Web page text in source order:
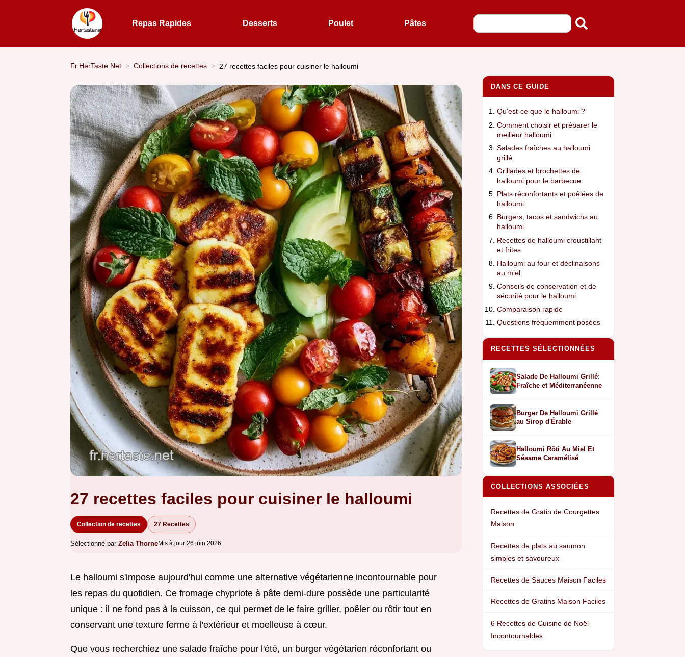
Repas Rapides Desserts Poulet Pâtes
Fr.HerTaste.Net Collections de recettes 27 recettes faciles pour cuisiner le halloumi
27 recettes faciles pour cuisiner le halloumi
Collection de recettes 27 Recettes
Sélectionné par Zelia ThorneMis à jour 26 juin 2026
Le halloumi s'impose aujourd'hui comme une alternative végétarienne incontournable pour
les repas du quotidien. Ce fromage chypriote à pâte demi-dure possède une particularité
unique : il ne fond pas à la cuisson, ce qui permet de le faire griller, poêler ou rôtir tout en
conservant une texture ferme à l'extérieur et moelleuse à cœur.
Que vous recherchiez une salade fraîche pour l'été, un burger végétarien réconfortant ou
DANS CE GUIDE
Qu'est-ce que le halloumi ?
Comment choisir et préparer le
meilleur halloumi
Salades fraîches au halloumi
grillé
Grillades et brochettes de
halloumi pour le barbecue
Plats réconfortants et poêlées de
halloumi
Burgers, tacos et sandwichs au
halloumi
Recettes de halloumi croustillant
et frites
Halloumi au four et déclinaisons
au miel
Conseils de conservation et de
sécurité pour le halloumi
Comparaison rapide
Questions fréquemment posées
RECETTES SÉLECTIONNÉES
Salade De Halloumi Grillé:
Fraîche et Méditerranéenne
Burger De Halloumi Grillé
au Sirop d'Érable
Halloumi Rôti Au Miel Et
Sésame Caramélisé
COLLECTIONS ASSOCIÉES
Recettes de Gratin de Courgettes
Maison
Recettes de plats au saumon
simples et savoureux
Recettes de Sauces Maison Faciles
Recettes de Gratins Maison Faciles
6 Recettes de Cuisine de Noël
Incontournables